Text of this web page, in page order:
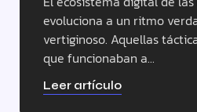
evoluciona a un ritmo
vertiginoso. Aquellas
que funcionaban a...
Leer artículo